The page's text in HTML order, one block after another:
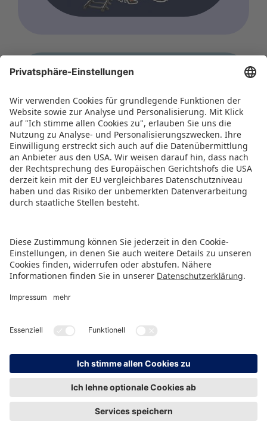
Tokyo Toy Show
© Spielwarenmesse eG, Herderstraße 7, 90427 Nürnberg
HINWEISGEBERSCHUTZ IMPRESSUM
DATENSCHUTZ
KONTAKT